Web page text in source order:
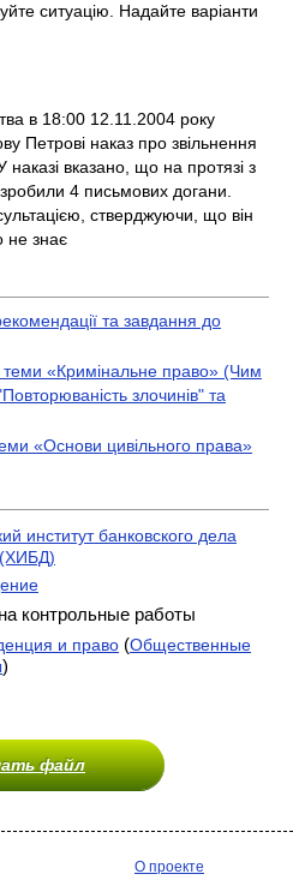
ситуацію. Надайте варіанти
в 18:00 12.11.2004 року
Петрові наказ про звільнення
вказано, що на протязі з
4 письмових догани.
стверджуючи, що він
не знає
та завдання до
«Кримінальне право» (Чим
злочинів" та
«Основи цивільного права»
институт банковского дела
контрольные работы
и право (Общественные
)
файл
О проекте